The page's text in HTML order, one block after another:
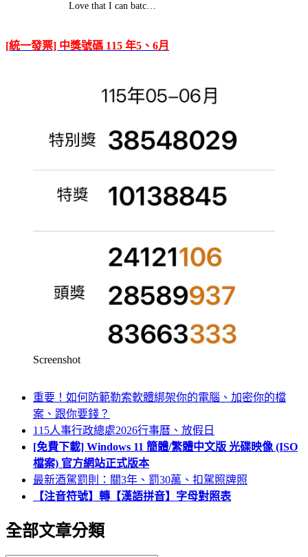
Love that I can batc…
[統一發票] 中獎號碼 115 年5、6月
Screenshot
重要！如何防範勒索軟體綁架你的電腦、加密你的檔
案、跟你要錢？
115人事行政總處2026行事曆、放假日
[免費下載] Windows 11 簡體/繁體中文版 光碟映像 (ISO
檔案) 官方網站正式版本
最新酒駕罰則：關3年、罰30萬、扣駕照牌照
【注音符號】轉【漢語拼音】字母對照表
全部文章分類